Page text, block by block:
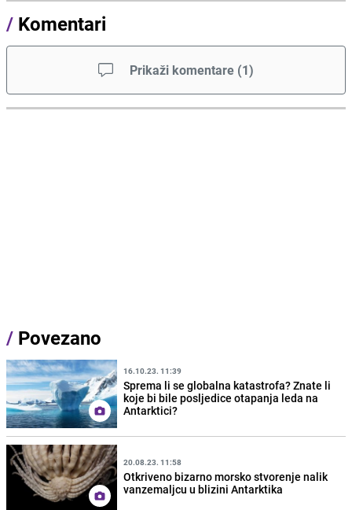
/ Komentari
Prikaži komentare (1)
/ Povezano
16.10.23. 11:39
Sprema li se globalna katastrofa? Znate li
koje bi bile posljedice otapanja leda na
Antarktici?
20.08.23. 11:58
Otkriveno bizarno morsko stvorenje nalik
vanzemaljcu u blizini Antarktika